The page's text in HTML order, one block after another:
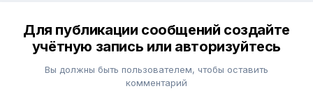
Для публикации сообщений создайте
учётную запись или авторизуйтесь
Вы должны быть пользователем, чтобы оставить
комментарий